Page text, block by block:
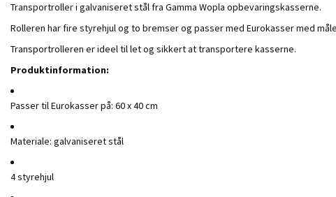
Transportroller i galvaniseret stål fra Gamma Wopla opbevaringskasserne.
Rolleren har fire styrehjul og to bremser og passer med Eurokasser med
Transportrolleren er ideel til let og sikkert at transportere kasserne.
Produktinformation:
Passer til Eurokasser på: 60 x 40 cm
Materiale: galvaniseret stål
4 styrehjul